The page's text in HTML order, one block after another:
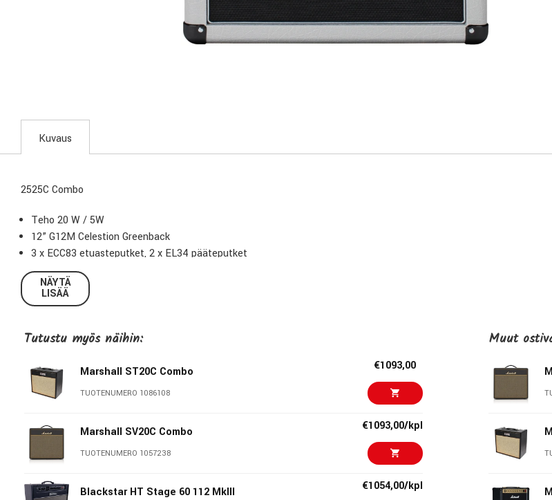
Kuvaus
2525C Combo
Teho 20 W / 5W
12” G12M Celestion Greenback
3 x ECC83 etuasteputket, 2 x EL34 pääteputket
2 kanavaa; Clean & Lead
Rhythm clip-toiminto (boost)
Efektilenkki
Presence
Paino 19 kg
Mitat 490 x 475 x 280 mm
NÄYTÄ
LISÄÄ
Tutustu myös näihin:
Marshall ST20C Combo
TUOTENUMERO 1086108
€1093,00
Marshall SV20C Combo
TUOTENUMERO 1057238
€1093,00/kpl
Blackstar HT Stage 60 112 MkIII €1054,00/kpl
Muut